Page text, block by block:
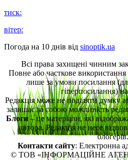
тиск:
вітер:
Погода на 10 днів від sinoptik.ua
Всі права захищені чинним
Повне або часткове
лише за умови посилання
гіперпосилання)
Редакція може не поділяти думку
залишає за собою можливість
Блоги– це матеріали, які
автора. Редакція не несе
блогерів.
Контакти сайту: Електронна
© ТОВ «ІНФОРМАЦІЙНЕ